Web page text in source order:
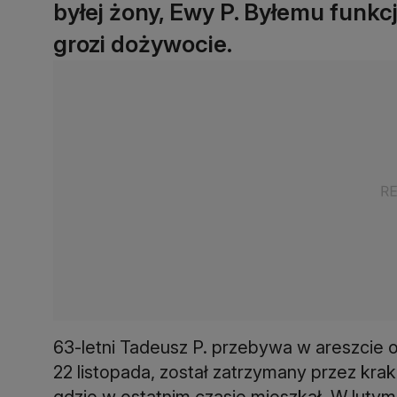
byłej żony, Ewy P. Byłemu
grozi dożywocie.
63-letni Tadeusz P. przebywa w areszcie
22 listopada, został zatrzymany przez